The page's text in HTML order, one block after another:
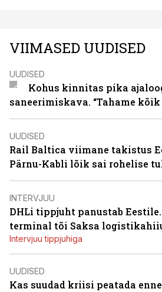
VIIMASED UUDISED
UUDISED
Kohus kinnitas pika
saneerimiskava. “Tahame kõik
UUDISED
Rail Baltica viimane takistus
Pärnu-Kabli lõik sai rohelise
INTERVJUU
DHLi tippjuht panustab
terminal tõi Saksa
Intervjuu tippjuhiga
UUDISED
Kas suudad kriisi peatada